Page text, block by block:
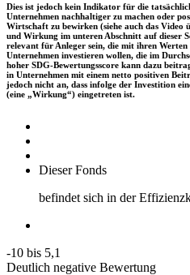
Dies ist jedoch kein Indikator für die
Unternehmen nachhaltiger zu machen oder
Wirtschaft zu bewirken (siehe auch das Video
und Wirkung im unteren Abschnitt auf dieser
relevant für Anleger sein, die mit ihren
Unternehmen investieren wollen, die im
hoher SDG-Bewertungsscore kann dazu
in Unternehmen mit einem netto positiven
jedoch nicht an, dass infolge der Investition
(eine „Wirkung“) eingetreten ist.
Dieser Fonds
befindet sich in der
-10 bis 5,1
Deutlich negative Bewertung